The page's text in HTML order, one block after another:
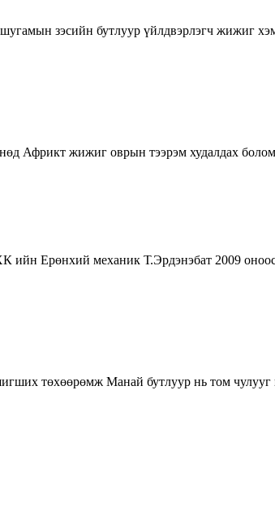
зэсийн бутлуур үйлдвэрлэгч жижиг
Африкт жижиг оврын тээрэм худалдах
Ерөнхий механик Т.Эрдэнэбат 2009 оноос
төхөөрөмж Манай бутлуур нь том чулууг